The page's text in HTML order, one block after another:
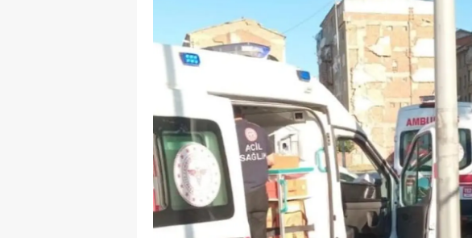
Kayseri
Kırklareli
Kırşehir
Kocaeli
Konya
Kütahya
Malatya